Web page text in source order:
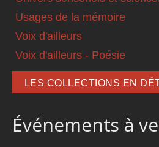
Usages de la mémoire
Voix d'ailleurs
Voix d'ailleurs - Poésie
LES COLLECTIONS EN
Événements à